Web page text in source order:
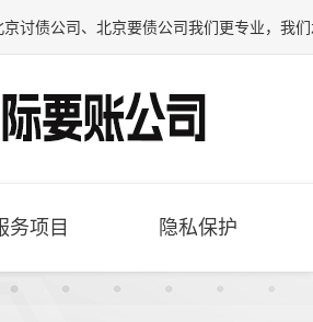
京讨债公司、 北京要债公司我们更专业，我们
务项目 隐私保护